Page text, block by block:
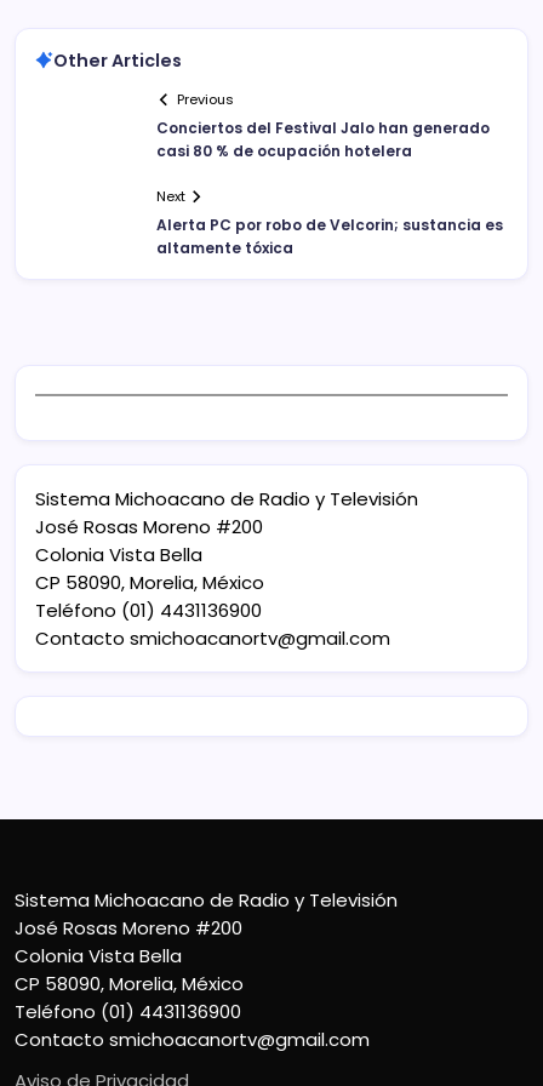
Other Articles
Previous
Conciertos del Festival Jalo han generado
casi 80 % de ocupación hotelera
Next
Alerta PC por robo de Velcorin; sustancia es
altamente tóxica
Sistema Michoacano de Radio y Televisión
José Rosas Moreno #200
Colonia Vista Bella
CP 58090, Morelia, México
Teléfono (01) 4431136900
Contacto smichoacanortv@gmail.com
Sistema Michoacano de Radio y Televisión
José Rosas Moreno #200
Colonia Vista Bella
CP 58090, Morelia, México
Teléfono (01) 4431136900
Contacto smichoacanortv@gmail.com